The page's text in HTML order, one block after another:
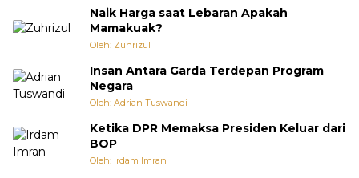
Naik Harga saat Lebaran Apakah
Mamakuak?
Oleh: Zuhrizul
Insan Antara Garda Terdepan Program
Negara
Oleh: Adrian Tuswandi
Ketika DPR Memaksa Presiden Keluar dari
BOP
Oleh: Irdam Imran